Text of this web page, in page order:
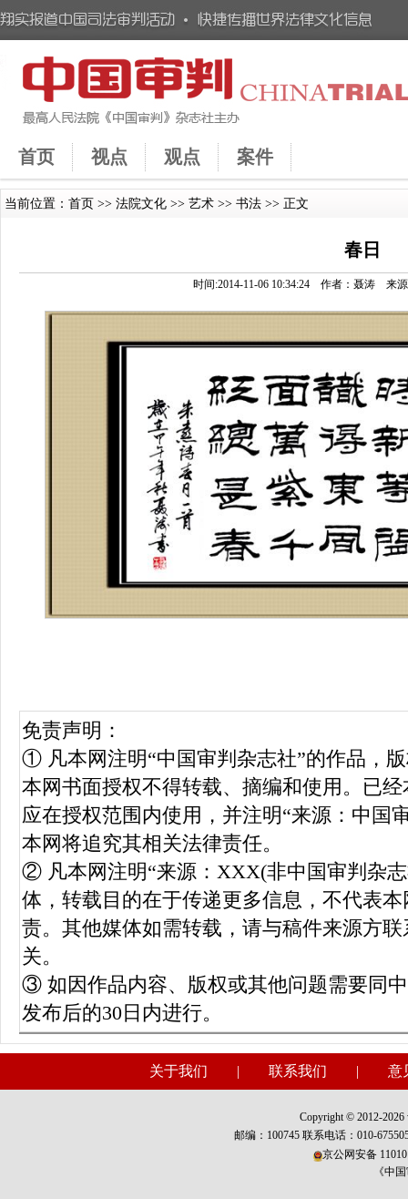
首页 视点 观点 案件
当前位置： 首页 >> 法院文化 >> 艺术 >> 书法 >> 正文
春日
时间:2014-11-06 10:34:24 作者：聂涛 来
免责声明：
① 凡本网注明“中国审判杂志社”的作品，
本网书面授权不得转载、摘编和使用。已
应在授权范围内使用，并注明“来源：中国
本网将追究其相关法律责任。
② 凡本网注明“来源：XXX(非中国审判杂
体，转载目的在于传递更多信息，不代表
责。其他媒体如需转载，请与稿件来源方
关。
③ 如因作品内容、版权或其他问题需要同
发布后的30日内进行。
关于我们 | 联系我们 | 意
Copyright © 2012-2026
邮编：100745 联系电话：010-
京公网安备
《中